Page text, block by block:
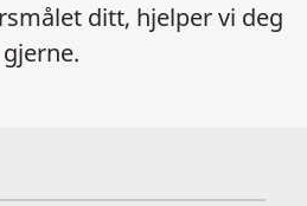
ditt, hjelper vi deg
gjerne.